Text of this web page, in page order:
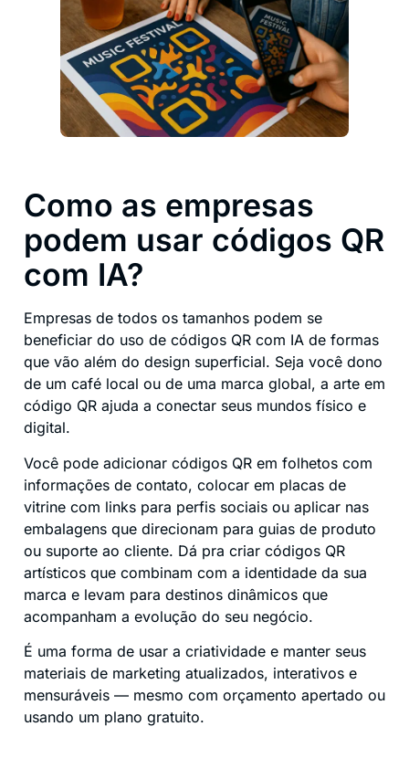
Como as empresas
podem usar códigos QR
com IA?
Empresas de todos os tamanhos podem se
beneficiar do uso de códigos QR com IA de formas
que vão além do design superficial. Seja você dono
de um café local ou de uma marca global, a arte em
código QR ajuda a conectar seus mundos físico e
digital.
Você pode adicionar códigos QR em folhetos com
informações de contato, colocar em placas de
vitrine com links para perfis sociais ou aplicar nas
embalagens que direcionam para guias de produto
ou suporte ao cliente. Dá pra criar códigos QR
artísticos que combinam com a identidade da sua
marca e levam para destinos dinâmicos que
acompanham a evolução do seu negócio.
É uma forma de usar a criatividade e manter seus
materiais de marketing atualizados, interativos e
mensuráveis — mesmo com orçamento apertado ou
usando um plano gratuito.